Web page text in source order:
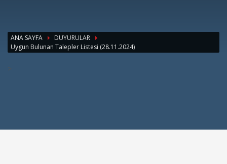
ANA SAYFA
DUYURULAR
Uygun Bulunan Talepler Listesi (28.11.2024)
>